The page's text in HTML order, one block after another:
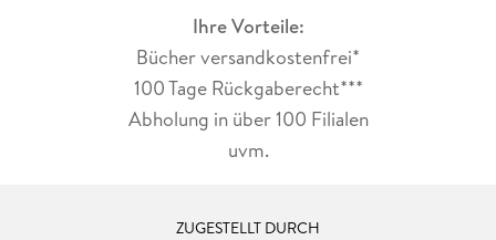
Ihre Vorteile:
Bücher versandkostenfrei*
100 Tage Rückgaberecht***
Abholung in über 100 Filialen
uvm.
ZUGESTELLT DURCH